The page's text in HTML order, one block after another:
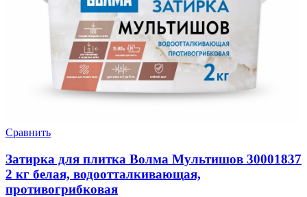
Сравнить
Затирка для плитка Волма Мультишов 30001837
2 кг белая, водоотталкивающая,
противогрибковая